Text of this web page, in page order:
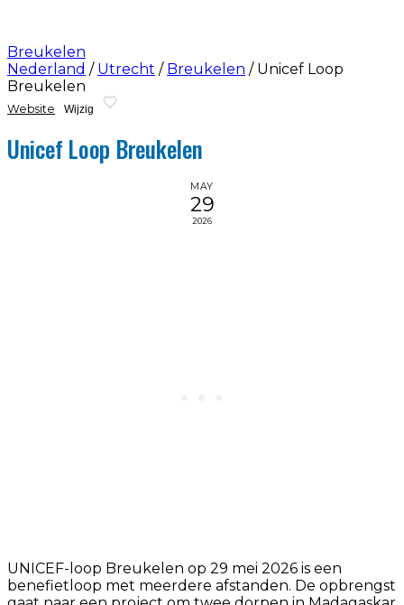
Breukelen
Nederland / Utrecht / Breukelen / Unicef Loop
Breukelen
Website Wijzig
Unicef Loop Breukelen
MAY
29
2026
UNICEF-loop Breukelen op 29 mei 2026 is een
benefietloop met meerdere afstanden. De opbrengst